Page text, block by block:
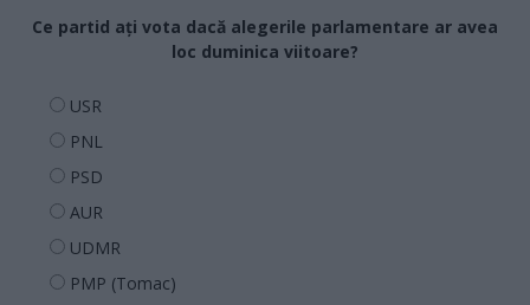
Ce partid ați vota dacă alegerile parlamentare ar avea
loc duminica viitoare?
USR
PNL
PSD
AUR
UDMR
PMP (Tomac)